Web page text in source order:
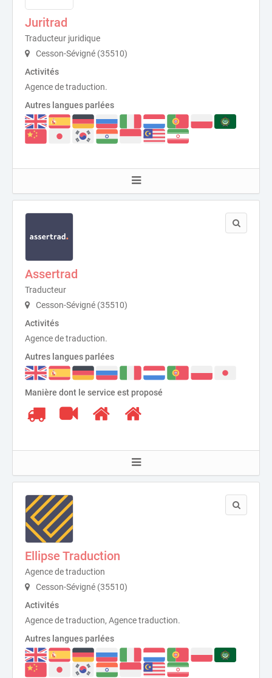
Juritrad
Traducteur juridique
Cesson-Sévigné (35510)
Activités
Agence de traduction.
Autres langues parlées
Assertrad
Traducteur
Cesson-Sévigné (35510)
Activités
Agence de traduction.
Autres langues parlées
Manière dont le service est proposé
Ellipse Traduction
Agence de traduction
Cesson-Sévigné (35510)
Activités
Agence de traduction, Agence traduction.
Autres langues parlées